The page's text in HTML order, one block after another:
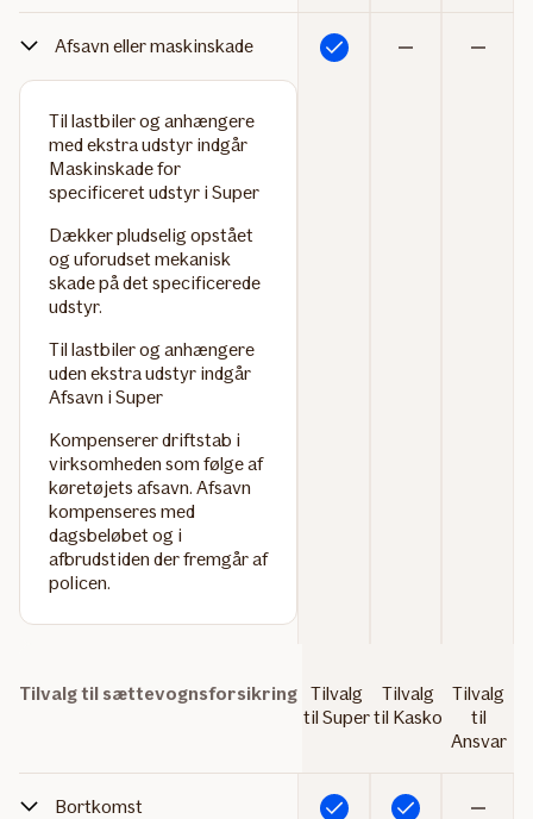
Afsavn eller maskinskade
Til lastbiler og anhængere
med ekstra udstyr indgår
Maskinskade for
specificeret udstyr i Super
Dækker pludselig opstået
og uforudset mekanisk
skade på det specificerede
udstyr.
Til lastbiler og anhængere
uden ekstra udstyr indgår
Afsavn i Super
Kompenserer driftstab i
virksomheden som følge af
køretøjets afsavn. Afsavn
kompenseres med
dagsbeløbet og i
afbrudstiden der fremgår af
policen.
Inkluderet
Tilvalg til sættevognsforsikring
Tilvalg
til Super
Tilvalg
til Kasko
Tilvalg
til
Ansvar
Bortkomst Inkluderet
Inkluderet